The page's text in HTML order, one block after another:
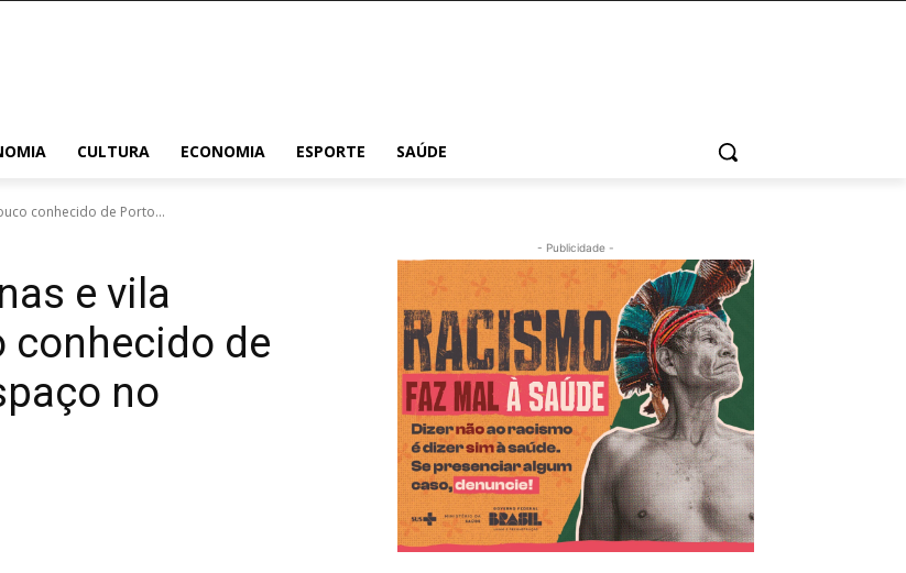
CULTURA ECONOMIA ESPORTE SAÚDE
conhecido de Porto...
e vila
conhecido de
no
- Publicidade -